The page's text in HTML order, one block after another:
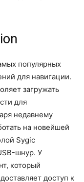
популярных
для навигации.
загружать
для
недавнему
на новейшей
Sygic
шнур. У
который
доступ к